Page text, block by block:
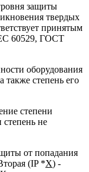
защиты
твердых
принятым
60529, ГОСТ
оборудования
также степень его
степени
не
от попадания
(IP *X) -